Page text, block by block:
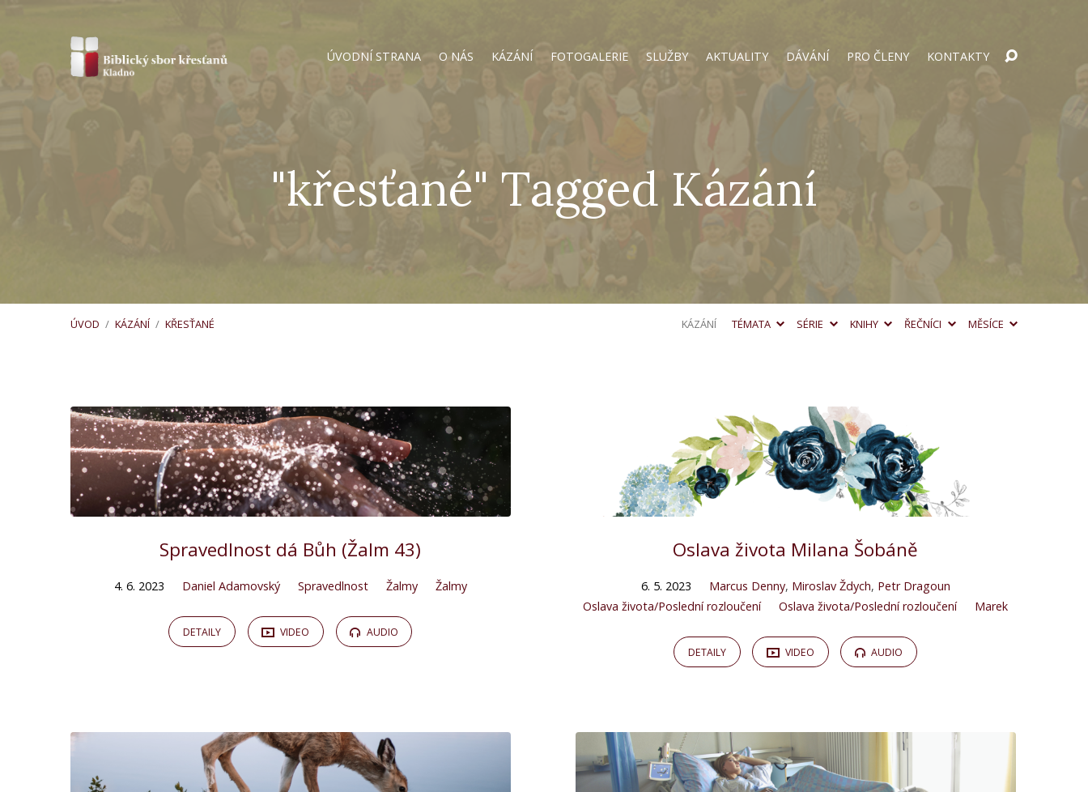
ÚVODNÍ STRANA O NÁS KÁZÁNÍ FOTOGALERIE SLUŽBY AKTUALITY DÁVÁNÍ PRO ČLENY KONTAKTY
"křesťané" Tagged Kázání
ÚVOD / KÁZÁNÍ / KŘESŤANÉ KÁZÁNÍ TÉMATA SÉRIE KNIHY ŘEČNÍCI MĚSÍCE
"křesťané"
Tagged
Kázání
Spravedlnost dá Bůh (Žalm 43)
4. 6. 2023 Daniel Adamovský Spravedlnost Žalmy Žalmy
DETAILY VIDEO AUDIO
Oslava života Milana Šobáně
6. 5. 2023 Marcus Denny, Miroslav Ždych, Petr Dragoun
Oslava života/Poslední rozloučení
Oslava života/Poslední rozloučení Marek
DETAILY VIDEO AUDIO